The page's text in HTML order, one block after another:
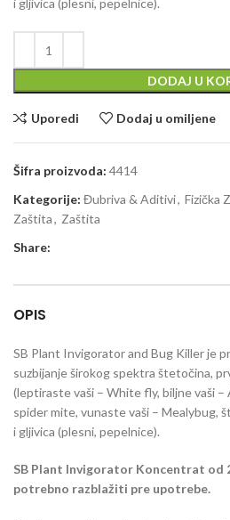
i gljivica (plesni, pepelnice).
DODAJ U
Uporedi Dodaj u omiljene
Šifra proizvoda: 4414
Kategorije: Đubriva & Aditivi, Fizička
Zaštita, Zaštita
Share:
OPIS
SB Plant Invigorator and Bug Killer je
suzbijanje širokog spektra štetočina,
(leptiraste vaši – White fly, biljne vaši –
spider mite, vunaste vaši – Mealybug,
i gljivica (plesni, pepelnice).
SB Plant Invigorator Koncentrat od
potrebno razblažiti pre upotrebe.